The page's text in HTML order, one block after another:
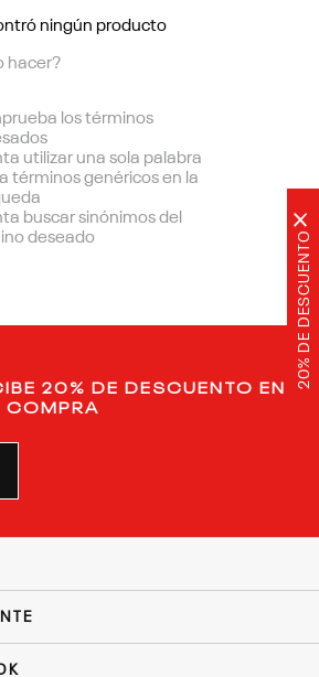
20% DE DESCUENTO
×
ningún producto
hacer?
los términos
utilizar una sola palabra
términos genéricos en la
buscar sinónimos del
deseado
20% DE DESCUENTO EN
COMPRA